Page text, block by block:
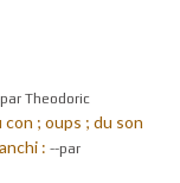
Theodoric
con ; oups ; du son
: --par